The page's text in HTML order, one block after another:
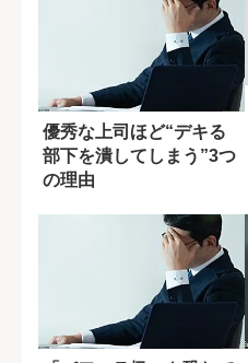
優秀な上司ほど“デキる
部下を潰してしまう”3つ
の理由